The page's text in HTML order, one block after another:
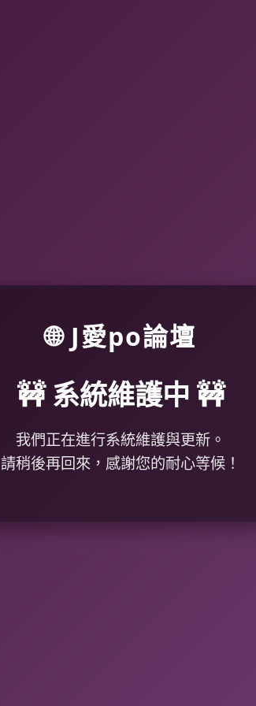
🌐 J愛po論壇
🚧 系統維護中 🚧
我們正在進行系統維護與更新。
請稍後再回來，感謝您的耐心等候！